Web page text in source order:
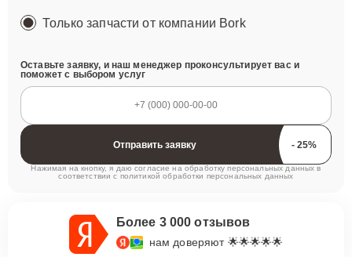
Только запчасти от компании Bork
Оставьте заявку, и наш менеджер проконсультирует вас и
поможет с выбором услуг
Отправить заявку
Нажимая на кнопку, я даю согласие на обработку персональных данных в
соответствии с политикой обработки персональных данных
Более 3 000 отзывов
нам доверяют 🌟🌟🌟🌟🌟